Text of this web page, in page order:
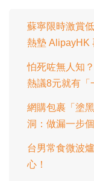
蘇寧限時激賞
熱墊 AlipayHK
怕死咗無人知
熱議8元就有「
網購包裹「塗
洞：做漏一步
台男常食微波
心！